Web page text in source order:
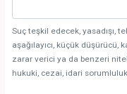
Suç teşkil edecek, yasadışı,
aşağılayıcı, küçük düşürücü,
zarar verici ya da benzeri
hukuki, cezai, idari